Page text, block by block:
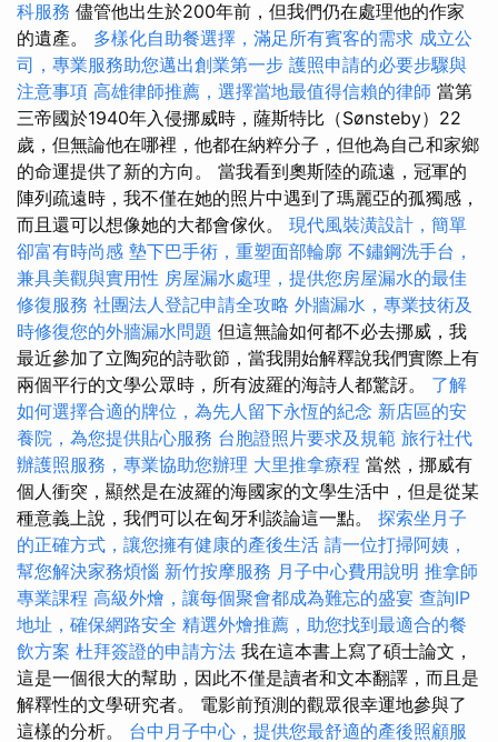
科服務 儘管他出生於200年前，但我們仍在處理他的作家
的遺產。 多樣化自助餐選擇，滿足所有賓客的需求 成立公
司，專業服務助您邁出創業第一步 護照申請的必要步驟與
注意事項 高雄律師推薦，選擇當地最值得信賴的律師 當第
三帝國於1940年入侵挪威時，薩斯特比（Sønsteby）22
歲，但無論他在哪裡，他都在納粹分子，但他為自己和家鄉
的命運提供了新的方向。 當我看到奧斯陸的疏遠，冠軍的
陣列疏遠時，我不僅在她的照片中遇到了瑪麗亞的孤獨感，
而且還可以想像她的大都會傢伙。 現代風裝潢設計，簡單
卻富有時尚感 墊下巴手術，重塑面部輪廓 不鏽鋼洗手台，
兼具美觀與實用性 房屋漏水處理，提供您房屋漏水的最佳
修復服務 社團法人登記申請全攻略 外牆漏水，專業技術及
時修復您的外牆漏水問題 但這無論如何都不必去挪威，我
最近參加了立陶宛的詩歌節，當我開始解釋說我們實際上有
兩個平行的文學公眾時，所有波羅的海詩人都驚訝。 了解
如何選擇合適的牌位，為先人留下永恆的紀念 新店區的安
養院，為您提供貼心服務 台胞證照片要求及規範 旅行社代
辦護照服務，專業協助您辦理 大里推拿療程 當然，挪威有
個人衝突，顯然是在波羅的海國家的文學生活中，但是從某
種意義上說，我們可以在匈牙利談論這一點。 探索坐月子
的正確方式，讓您擁有健康的產後生活 請一位打掃阿姨，
幫您解決家務煩惱 新竹按摩服務 月子中心費用說明 推拿師
專業課程 高級外燴，讓每個聚會都成為難忘的盛宴 查詢IP
地址，確保網路安全 精選外燴推薦，助您找到最適合的餐
飲方案 杜拜簽證的申請方法 我在這本書上寫了碩士論文，
這是一個很大的幫助，因此不僅是讀者和文本翻譯，而且是
解釋性的文學研究者。 電影前預測的觀眾很幸運地參與了
這樣的分析。 台中月子中心，提供您最舒適的產後照顧服